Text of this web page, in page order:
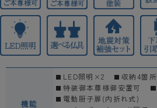
機能
LED照明×2 収納4箇所
特装御本尊様御安置可
電動厨子扉(内折れ式)